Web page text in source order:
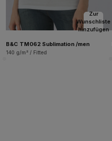
Zur
Wunschliste
hinzufügen
B&C TM062 Sublimation /men
140 g/m² / Fitted